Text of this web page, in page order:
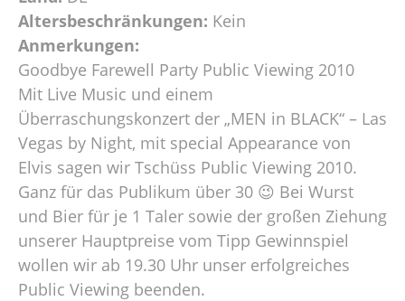
Altersbeschränkungen: Kein
Anmerkungen:
Goodbye Farewell Party Public Viewing 2010
Mit Live Music und einem
Überraschungskonzert der „MEN in BLACK“ – Las
Vegas by Night, mit special Appearance von
Elvis sagen wir Tschüss Public Viewing 2010.
Ganz für das Publikum über 30 😉 Bei Wurst
und Bier für je 1 Taler sowie der großen Ziehung
unserer Hauptpreise vom Tipp Gewinnspiel
wollen wir ab 19.30 Uhr unser erfolgreiches
Public Viewing beenden.